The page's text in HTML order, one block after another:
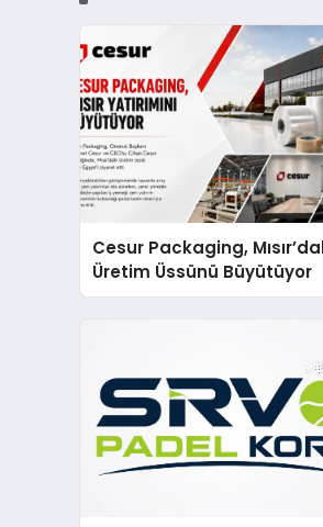
Cesur Packaging,
Üretim Üssünü Büyütüyor